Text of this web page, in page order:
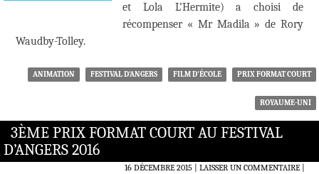
et Lola L’Hermite) a choisi de
récompenser « Mr Madila » de Rory
Waudby-Tolley.
ANIMATION FESTIVAL D'ANGERS FILM D'ÉCOLE PRIX FORMAT COURT
ROYAUME-UNI
3ÈME PRIX FORMAT COURT AU FESTIVAL
D’ANGERS 2016
16 DÉCEMBRE 2015 LAISSER UN COMMENTAIRE|